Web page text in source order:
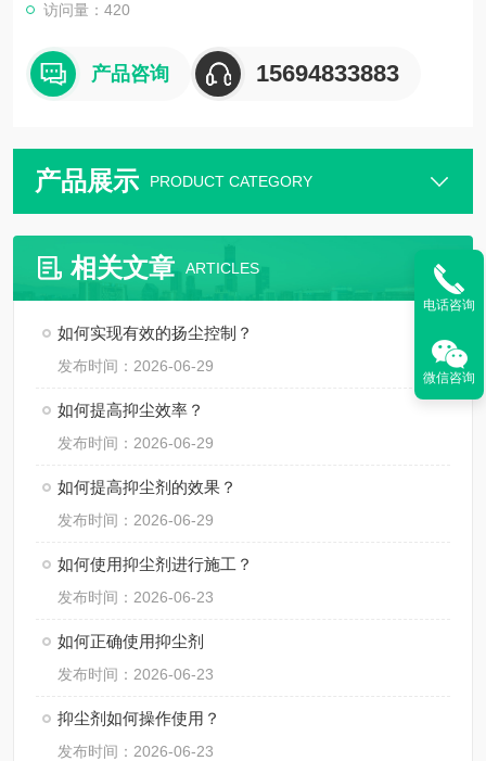
访问量：420
产品咨询 15694833883
产品展示 PRODUCT CATEGORY
相关文章 ARTICLES
如何实现有效的扬尘控制？
发布时间：2026-06-29
如何提高抑尘效率？
发布时间：2026-06-29
如何提高抑尘剂的效果？
发布时间：2026-06-29
如何使用抑尘剂进行施工？
发布时间：2026-06-23
如何正确使用抑尘剂
发布时间：2026-06-23
抑尘剂如何操作使用？
发布时间：2026-06-23
电话咨询
微信咨询